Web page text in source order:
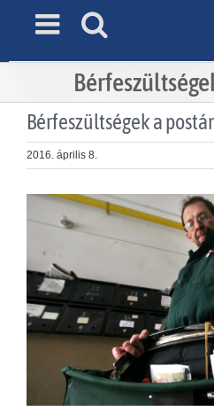
Bérfeszültségek a
2016. április 8.
View
Larger